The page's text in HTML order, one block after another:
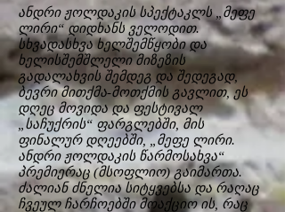
ანდრი ჟოლდაკის სპექტაკლს „მეფე
ლირი“ დიდხანს ველოდით.
სხვადასხვა ხელშემწყობი და
ხელისშემშლელი მიზეზის
გადალახვის შემდეგ და შედეგად,
ბევრი მითქმა-მოთქმის გავლით, ეს
დღეც მოვიდა და ფესტივალ
„საჩუქრის“ ფარგლებში, მის
ფინალურ დღეებში, „მეფე ლირი.
ანდრი ჟოლდაკის წარმოსახვა“
პრემიერაც (მსოფლიო) გაიმართა.
ძალიან ძნელია სიტყვებსა და რაღაც
ჩვეულ ჩარჩოებში მოაქციო ის, რაც